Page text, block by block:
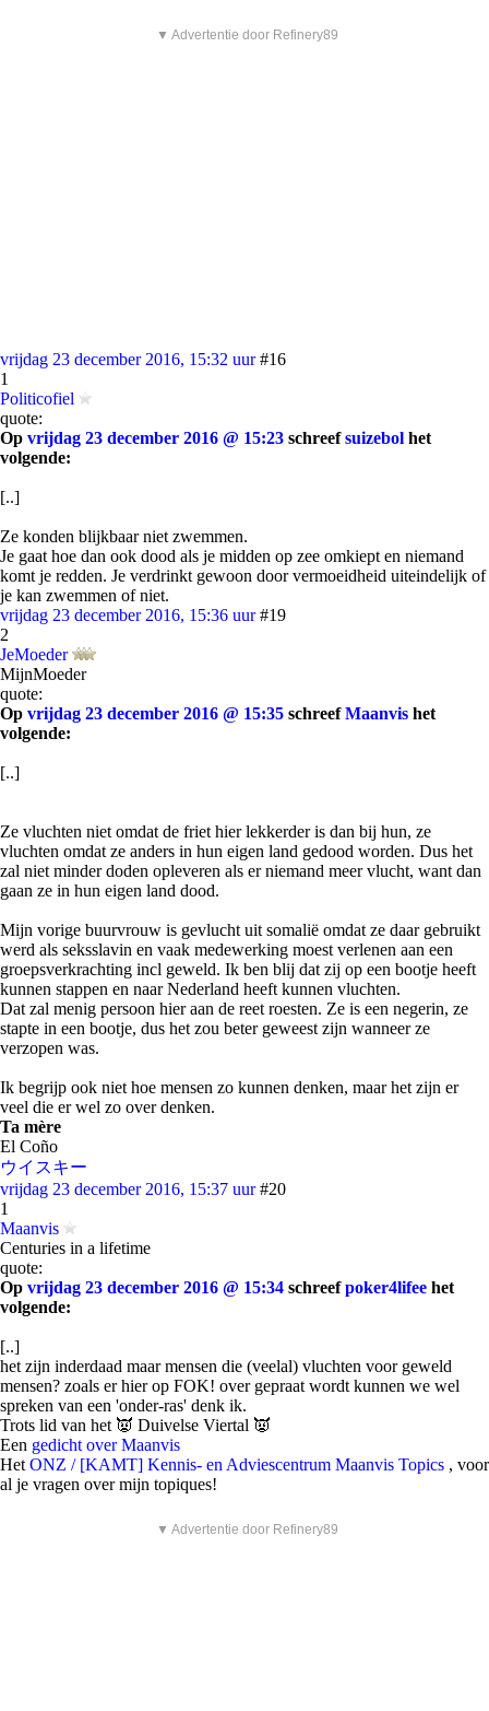
▼ Advertentie door Refinery89
vrijdag 23 december 2016, 15:32 uur #16
1
Politicofiel
quote:
Op vrijdag 23 december 2016 @ 15:23 schreefsuizebol het
volgende:
[..]
Ze konden blijkbaar niet zwemmen.
Je gaat hoe dan ook dood als je midden op zee omkiept en niemand
komt je redden. Je verdrinkt gewoon door vermoeidheid uiteindelijk of
je kan zwemmen of niet.
vrijdag 23 december 2016, 15:36 uur #19
2
JeMoeder
MijnMoeder
quote:
Op vrijdag 23 december 2016 @ 15:35 schreefMaanvis het
volgende:
[..]
Ze vluchten niet omdat de friet hier lekkerder is dan bij hun, ze
vluchten omdat ze anders in hun eigen land gedood worden. Dus het
zal niet minder doden opleveren als er niemand meer vlucht, want dan
gaan ze in hun eigen land dood.
Mijn vorige buurvrouw is gevlucht uit somalië omdat ze daar gebruikt
werd als seksslavin en vaak medewerking moest verlenen aan een
groepsverkrachting incl geweld. Ik ben blij dat zij op een bootje heeft
kunnen stappen en naar Nederland heeft kunnen vluchten.
Dat zal menig persoon hier aan de reet roesten. Ze is een negerin, ze
stapte in een bootje, dus het zou beter geweest zijn wanneer ze
verzopen was.
Ik begrijp ook niet hoe mensen zo kunnen denken, maar het zijn er
veel die er wel zo over denken.
Ta mère
El Coño
ウイスキー
vrijdag 23 december 2016, 15:37 uur #20
1
Maanvis
Centuries in a lifetime
quote:
Op vrijdag 23 december 2016 @ 15:34 schreefpoker4lifee het
volgende:
[..]
het zijn inderdaad maar mensen die (veelal) vluchten voor geweld
mensen? zoals er hier op FOK! over gepraat wordt kunnen we wel
spreken van een 'onder-ras' denk ik.
Trots lid van het 👿 Duivelse Viertal 👿
Een gedicht over Maanvis
Het ONZ / [KAMT] Kennis- en Adviescentrum Maanvis Topics , voor
al je vragen over mijn topiques!
▼ Advertentie door Refinery89